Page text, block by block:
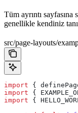
Tüm ayrıntı
genellikle kendiniz
src/page-layouts/
import {
import {
import {